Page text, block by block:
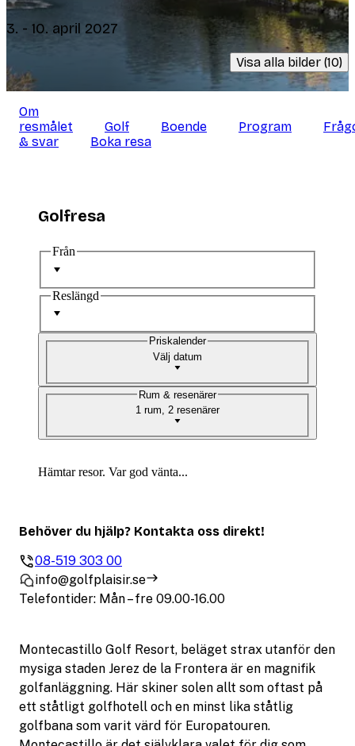
3. - 10. april 2027
Visa alla bilder (10)
Om
resmålet
Golf Boende Program
& svar
Boka resa
Montecastillo Golf Resort, beläget strax utanför den
mysiga staden Jerez de la Frontera är en magnifik
golfanläggning. Här skiner solen allt som oftast på
ett ståtligt golfhotell och en minst lika ståtlig
golfbana som varit värd för Europatouren.
Golfresa
Från
Reslängd
Välj datum
Priskalender
1 rum, 2 resenärer
Rum & resenärer
Hämtar resor. Var god vänta...
Behöver du hjälp? Kontakta oss direkt!
08-519 303 00
info@golfplaisir.se
Telefontider: Mån – fre 09.00-16.00